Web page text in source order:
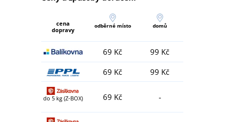
cena
dopravy
odběrné místo domů
69 Kč
99 Kč
69 Kč
99 Kč
do 5 kg (Z-BOX) 69 Kč -